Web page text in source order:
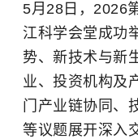
5月28日，2026
江科学会堂成功
势、新技术与新
业、投资机构及
门产业链协同、
等议题展开深入